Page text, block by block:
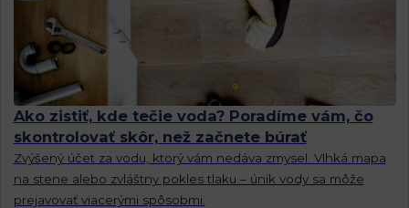
Ako zistiť, kde tečie voda? Poradíme vám, čo
skontrolovať skôr, než začnete búrať
Zvýšený účet za vodu, ktorý vám nedáva zmysel. Vlhká mapa
na stene alebo zvláštny pokles tlaku – únik vody sa môže
prejavovať viacerými spôsobmi.